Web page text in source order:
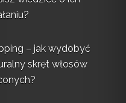
– jak wydobyć
skręt włosów